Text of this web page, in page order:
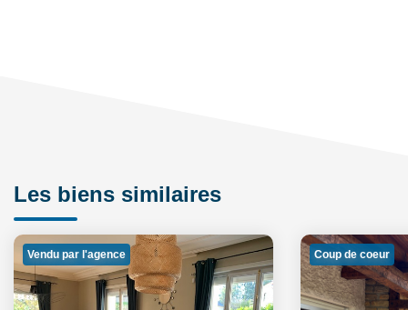
Les biens similaires
Vendu par l'agence Coup de coeur